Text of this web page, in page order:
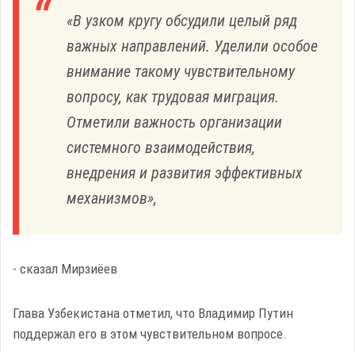
«В узком кругу обсудили целый ряд
важных направлений. Уделили особое
внимание такому чувствительному
вопросу, как трудовая миграция.
Отметили важность организации
системного взаимодействия,
внедрения и развития эффективных
механизмов»,
- сказал Мирзиёев
Глава Узбекистана отметил, что Владимир Путин
поддержал его в этом чувствительном вопросе.